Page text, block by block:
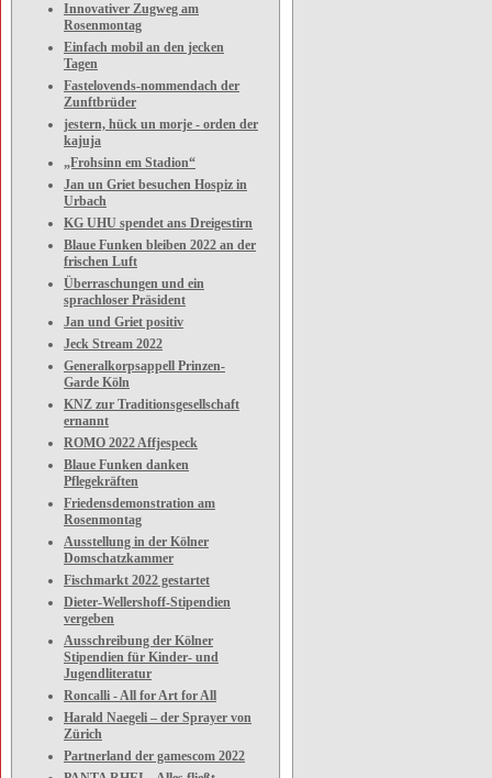
Innovativer Zugweg am
Rosenmontag
Einfach mobil an den jecken
Tagen
Fastelovends-nommendach der
Zunftbrüder
jestern, hück un morje - orden der
kajuja
„Frohsinn em Stadion“
Jan un Griet besuchen Hospiz in
Urbach
KG UHU spendet ans Dreigestirn
Blaue Funken bleiben 2022 an der
frischen Luft
Überraschungen und ein
sprachloser Präsident
Jan und Griet positiv
Jeck Stream 2022
Generalkorpsappell Prinzen-
Garde Köln
KNZ zur Traditionsgesellschaft
ernannt
ROMO 2022 Affjespeck
Blaue Funken danken
Pflegekräften
Friedensdemonstration am
Rosenmontag
Ausstellung in der Kölner
Domschatzkammer
Fischmarkt 2022 gestartet
Dieter-Wellershoff-Stipendien
vergeben
Ausschreibung der Kölner
Stipendien für Kinder- und
Jugendliteratur
Roncalli - All for Art for All
Harald Naegeli – der Sprayer von
Zürich
Partnerland der gamescom 2022